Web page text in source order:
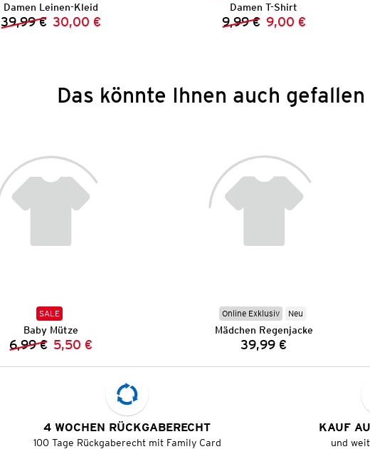
Damen Leinen-Kleid
Vorheriger Preis:
39,99 € Neuer Preis:
30,00 €
Damen T-Shirt
Vorheriger Preis:
9,99 € Neuer Preis:
9,00 €
Das könnte Ihnen auch gefallen
SALE
Baby Mütze
Vorheriger Preis:
6,99 € Neuer Preis:
5,50 €
Online Exklusiv Neu
Mädchen Regenjacke
Preis:
39,99 €
4 WOCHEN RÜCKGABERECHT
100 Tage Rückgaberecht mit Family Card
KAUF
und